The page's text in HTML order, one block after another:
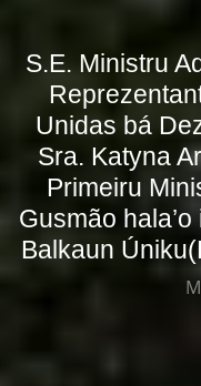
S.E. Ministru
Unidas bá
Sra. Katyna
Primeiru
Gusmão
Balkaun